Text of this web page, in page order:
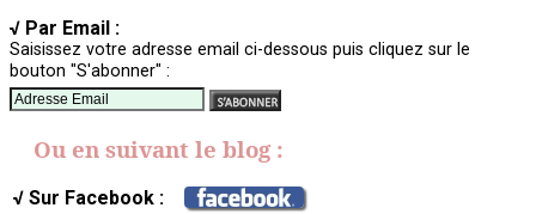
√ Par Email :
Saisissez votre adresse email ci-dessous puis cliquez sur le
bouton "S'abonner" :
Ou en suivant le blog :
√ Sur Facebook :